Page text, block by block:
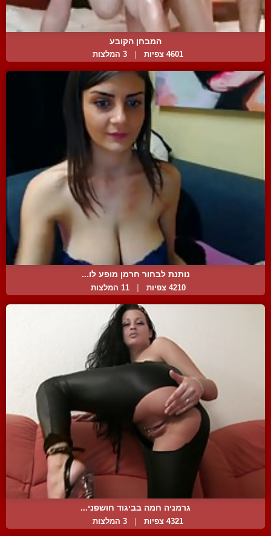
המבחן הקובע
4601 צפיות 3 המלצות
נותנת לבחור חרמן מופע לו...
4210 צפיות 11 המלצות
גרמניה חמה בביגוד חושפני...
4321 צפיות 3 המלצות